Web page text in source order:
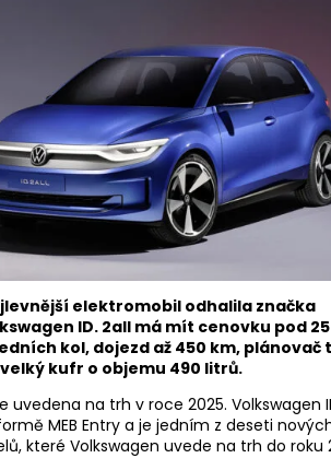
elektromobil odhalila značka
ID. 2all má mít cenovku pod
kol, dojezd až 450 km, plánovač
kufr o objemu 490 litrů.
uvedena na trh v roce 2025. Volkswagen
MEB Entry a je jedním z deseti
které Volkswagen uvede na trh do roku